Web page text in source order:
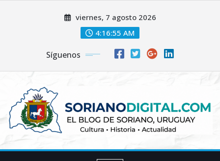
viernes, 7 agosto 2026
4:16:56 AM
Síguenos